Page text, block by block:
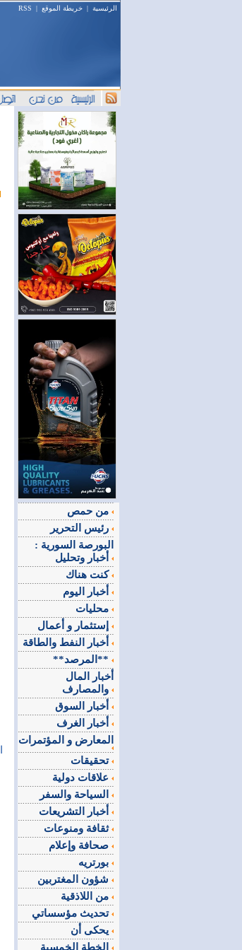
الرئيسية | خريطة الموقع |
RSS
البورصة السورية :
كنت هناك
**المرصد**
أخبار المال
المعارض و المؤتمرات
تحقيقات
ثقافة ومنوعات
تحديث مؤسساتي